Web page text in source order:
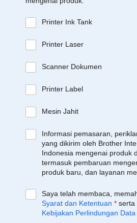
Printer Ink Tank
Printer Laser
Scanner Dokumen
Printer Label
Mesin Jahit
Informasi pemasaran,
yang dikirim oleh Brother
Indonesia mengenai produk
termasuk pembaruan
produk baru, dan layanan
Saya telah membaca,
Syarat dan Ketentuan * serta
Kebijakan Perlindungan Data